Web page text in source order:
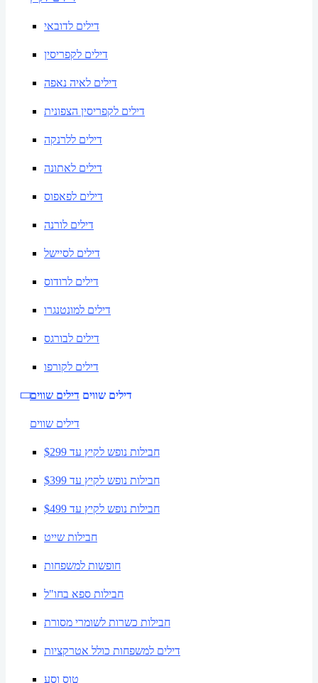
דילים לדובאי
דילים לקפריסין
דילים לאיה נאפה
דילים לקפריסין הצפונית
דילים ללרנקה
דילים לאתונה
דילים לפאפוס
דילים לורנה
דילים לסיישל
דילים לרודוס
דילים למונטנגרו
דילים לבורגס
דילים לקורפו
דילים שווים דילים שווים
דילים שווים
חבילות נופש לקיץ עד $299
חבילות נופש לקיץ עד $399
חבילות נופש לקיץ עד $499
חבילות שייט
חופשות למשפחות
חבילות ספא בחו"ל
חבילות כשרות לשומרי מסורת
דילים למשפחות כולל אטרקציות
טוס וסע